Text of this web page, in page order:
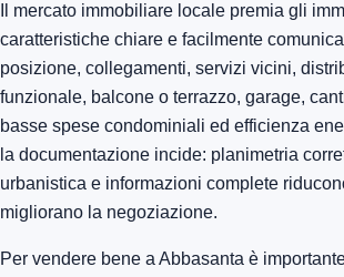
Il mercato immobiliare locale premia gli
caratteristiche chiare e facilmente
posizione, collegamenti, servizi vicini,
funzionale, balcone o terrazzo, garage,
basse spese condominiali ed efficienza
la documentazione incide: planimetria
urbanistica e informazioni complete
migliorano la negoziazione.
Per vendere bene a Abbasanta è